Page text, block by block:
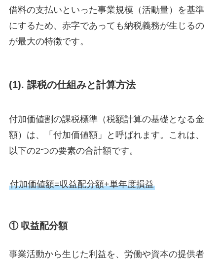
借料の支払いといった事業規模（活動量）を基準
にするため、赤字であっても納税義務が生じるの
が最大の特徴です。
(1). 課税の仕組みと計算方法
付加価値割の課税標準（税額計算の基礎となる金
額）は、「付加価値額」と呼ばれます。これは、
以下の2つの要素の合計額です。
付加価値額=収益配分額+単年度損益
① 収益配分額
事業活動から生じた利益を、労働や資本の提供者